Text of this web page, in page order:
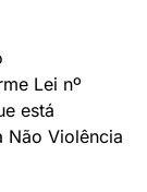
Lei nº
está
Não Violência